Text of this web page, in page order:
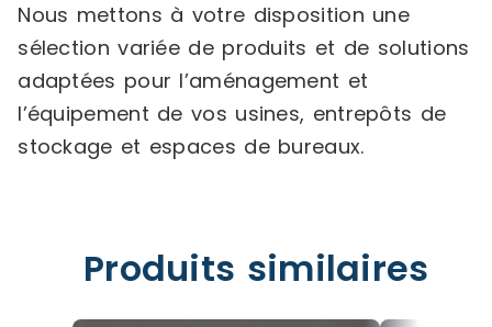
Nous mettons à votre disposition une
sélection variée de produits et de solutions
adaptées pour l’aménagement et
l’équipement de vos usines, entrepôts de
stockage et espaces de bureaux.
Produits similaires